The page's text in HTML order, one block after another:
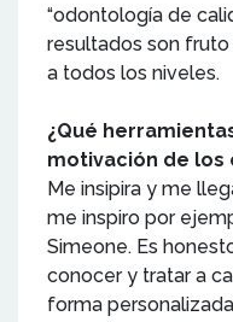
“odontología de
resultados son
a todos los niveles.
¿Qué
motivación de los
Me insipira y me
me inspiro por
Simeone. Es
conocer y tratar a
forma